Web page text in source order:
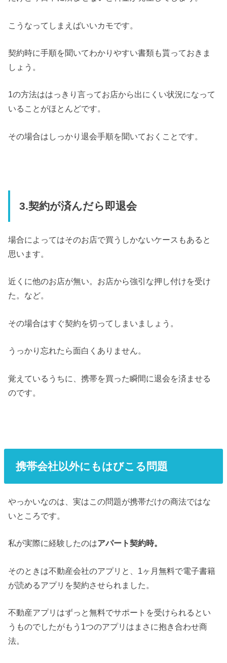
こうなってしまえばいいカモです。
契約時に手順を聞いてわかりやすい書類も貰っておきま
しょう。
1の方法ははっきり言ってお店から出にくい状況になって
いることがほとんどです。
その場合はしっかり退会手順を聞いておくことです。
3.契約が済んだら即退会
場合によってはそのお店で買うしかないケースもあると
思います。
近くに他のお店が無い。お店から強引な押し付けを受け
た。など。
その場合はすぐ契約を切ってしまいましょう。
うっかり忘れたら面白くありません。
覚えているうちに、携帯を買った瞬間に退会を済ませる
のです。
携帯会社以外にもはびこる問題
やっかいなのは、実はこの問題が携帯だけの商法ではな
いところです。
私が実際に経験したのはアパート契約時。
そのときは不動産会社のアプリと、1ヶ月無料で電子書籍
が読めるアプリを契約させられました。
不動産アプリはずっと無料でサポートを受けられるとい
うものでしたがもう1つのアプリはまさに抱き合わせ商
法。